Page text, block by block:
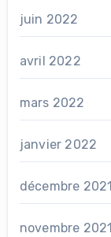
juin 2022
avril 2022
mars 2022
janvier 2022
décembre 2021
novembre 2021